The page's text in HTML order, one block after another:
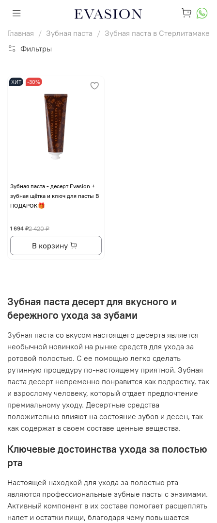
Главная Зубная паста
Зубная паста в Стерлитамаке
Фильтры
ХИТ -30%
Зубная паста - десерт Evasion +
зубная щётка и ключ для пасты В
ПОДАРОК🎁
2 420 ₽
1 694 ₽
В корзину
Зубная паста десерт для вкусного и
бережного ухода за зубами
Зубная паста со вкусом настоящего десерта является
необычной новинкой на рынке средств для ухода за
ротовой полостью. С ее помощью легко сделать
рутинную процедуру по-настоящему приятной. Зубная
паста десерт непременно понравится как подростку, так
и взрослому человеку, который отдает предпочтение
премиальному уходу. Десертные средства
положительно влияют на состояние зубов и десен, так
как содержат в своем составе ценные вещества.
Ключевые достоинства ухода за полостью
рта
Настоящей находкой для ухода за полостью рта
являются профессиональные зубные пасты с энзимами.
Активный компонент в их составе помогает расщеплять
налет и остатки пищи, благодаря чему повышается